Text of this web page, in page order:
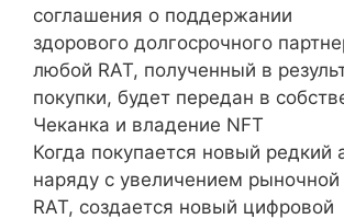
соглашения о поддержании
здорового долгосрочного
любой RAT, полученный в
покупки, будет передан в
Чеканка и владение NFT
Когда покупается новый редкий
наряду с увеличением рыночной
RAT, создается новый цифровой